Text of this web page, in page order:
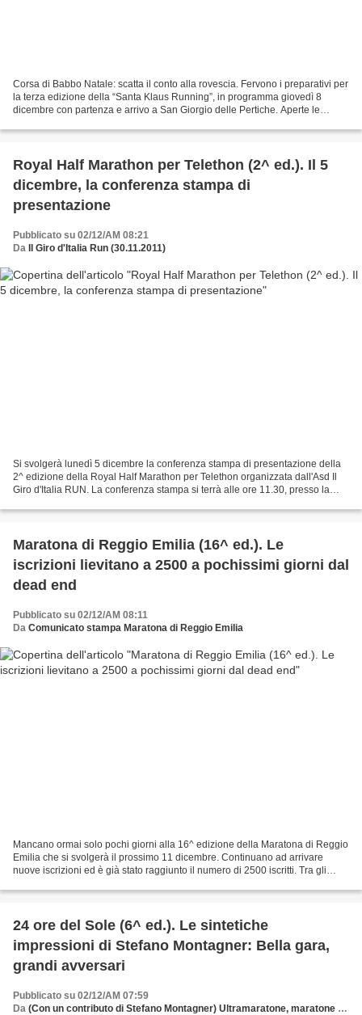
Corsa di Babbo Natale: scatta il conto alla rovescia. Fervono i preparativi per
la terza edizione della “Santa Klaus Running”, in programma giovedì 8
dicembre con partenza e arrivo a San Giorgio delle Pertiche. Aperte le
Royal Half Marathon per Telethon (2^ ed.). Il 5
dicembre, la conferenza stampa di
presentazione
Pubblicato su 02/12/AM 08:21
Da Il Giro d'Italia Run (30.11.2011)
Si svolgerà lunedì 5 dicembre la conferenza stampa di presentazione della
2^ edizione della Royal Half Marathon per Telethon organizzata dall'Asd Il
Giro d'Italia RUN. La conferenza stampa si terrà alle ore 11.30, presso la
Maratona di Reggio Emilia (16^ ed.). Le
iscrizioni lievitano a 2500 a pochissimi giorni dal
dead end
Pubblicato su 02/12/AM 08:11
Da Comunicato stampa Maratona di Reggio Emilia
Mancano ormai solo pochi giorni alla 16^ edizione della Maratona di Reggio
Emilia che si svolgerà il prossimo 11 dicembre. Continuano ad arrivare
nuove iscrizioni ed è già stato raggiunto il numero di 2500 iscritti. Tra gli
24 ore del Sole (6^ ed.). Le sintetiche
impressioni di Stefano Montagner: Bella gara,
grandi avversari
Pubblicato su 02/12/AM 07:59
Da (Con un contributo di Stefano Montagner) Ultramaratone, maratone e dintorni